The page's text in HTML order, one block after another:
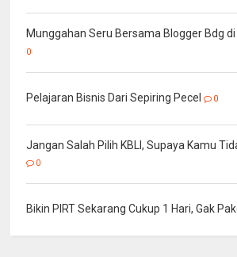
Munggahan Seru Bersama Blogger Bdg di
0
Pelajaran Bisnis Dari Sepiring Pecel 0
Jangan Salah Pilih KBLI, Supaya Kamu
0
Bikin PIRT Sekarang Cukup 1 Hari, Gak